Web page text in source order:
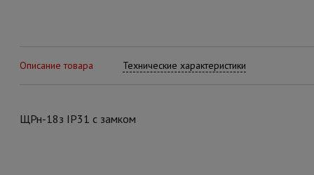
Описание товара Технические характеристики
ЩРн-18з IP31 с замком